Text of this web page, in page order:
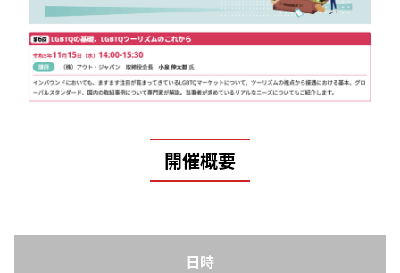
開催概要
日時